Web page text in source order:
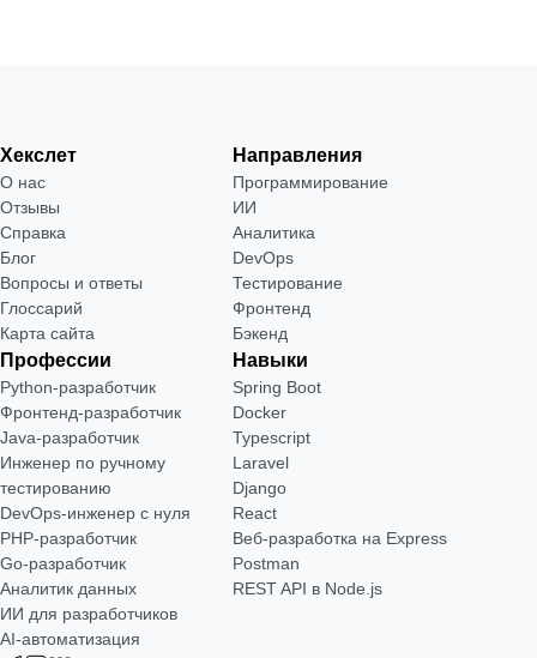
Хекслет
О нас
Отзывы
Справка
Блог
Вопросы и ответы
Глоссарий
Карта сайта
Направления
Программирование
ИИ
Аналитика
DevOps
Тестирование
Фронтенд
Бэкенд
Профессии
Python-разработчик
Фронтенд-разработчик
Java-разработчик
Инженер по ручному
тестированию
DevOps-инженер с нуля
РНР-разработчик
Go-разработчик
Аналитик данных
ИИ для разработчиков
AI-автоматизация
Навыки
Spring Boot
Docker
Typescript
Laravel
Django
React
Веб-разработка на Express
Postman
REST API в Node.js